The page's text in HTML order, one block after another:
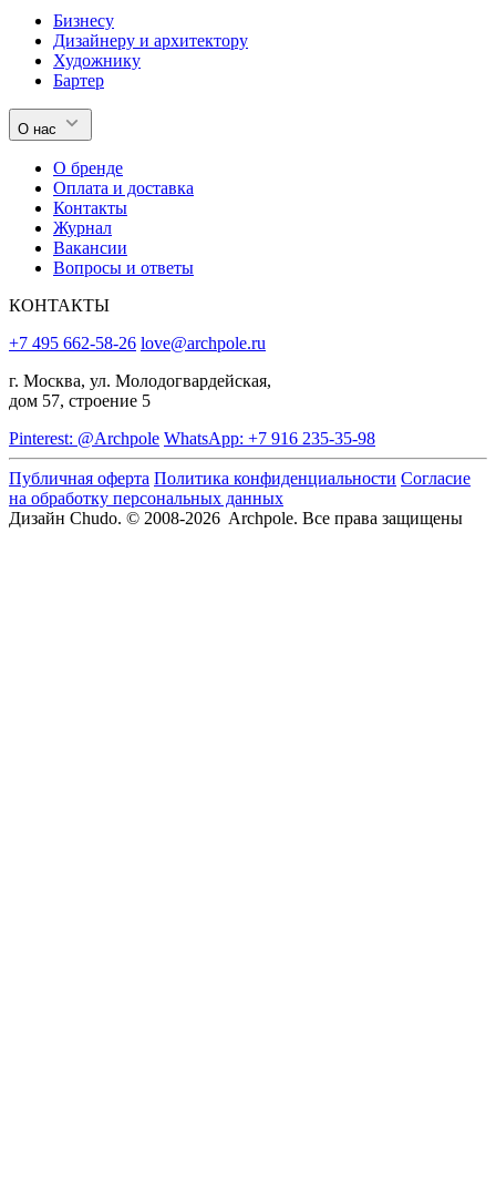
Бизнесу
Дизайнеру и архитектору
Художнику
Бартер
О нас
О бренде
Оплата и доставка
Контакты
Журнал
Вакансии
Вопросы и ответы
КОНТАКТЫ
+7 495 662-58-26 love@archpole.ru
г. Москва, ул. Молодогвардейская,
дом 57, строение 5
Pinterest: @Archpole WhatsApp: +7 916 235-35-98
Публичная оферта Политика конфиденциальности Согласие
на обработку персональных данных
Дизайн Chudo. © 2008-2026 Archpole. Все права защищены